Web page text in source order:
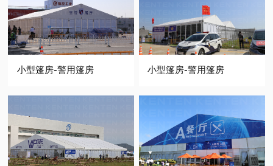
小型篷房-警用篷房 小型篷房-警用篷房